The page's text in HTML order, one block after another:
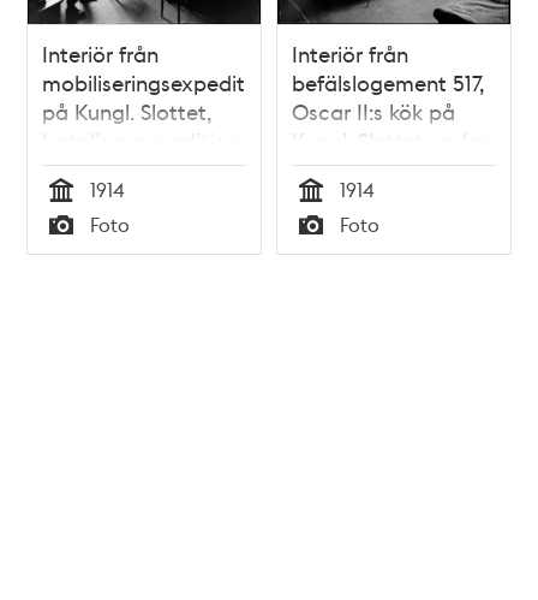
Interiör från
mobiliseringsexpeditionen
på Kungl. Slottet,
bataljonsexpedition
nr 518
Tid
1914
Typ
Foto
Interiör från
befälslogement 517,
Oscar II:s kök på
Kungl. Slottet under
mobiliseringen 1914
Tid
1914
Typ
Foto